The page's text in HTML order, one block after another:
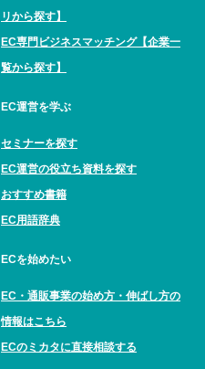
リから探す】
EC専門ビジネスマッチング【企業一
覧から探す】
EC運営を学ぶ
セミナーを探す
EC運営の役立ち資料を探す
おすすめ書籍
EC用語辞典
ECを始めたい
EC・通販事業の始め方・伸ばし方の
情報はこちら
ECのミカタに直接相談する